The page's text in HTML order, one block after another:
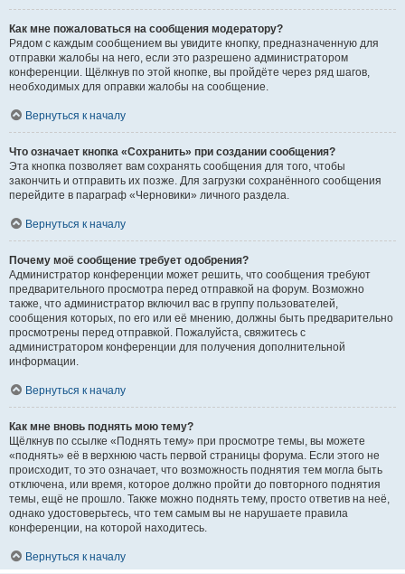
Как мне пожаловаться на сообщения модератору?
Рядом с каждым сообщением вы увидите кнопку, предназначенную для
отправки жалобы на него, если это разрешено администратором
конференции. Щёлкнув по этой кнопке, вы пройдёте через ряд шагов,
необходимых для оправки жалобы на сообщение.
Вернуться к началу
Что означает кнопка «Сохранить» при создании сообщения?
Эта кнопка позволяет вам сохранять сообщения для того, чтобы
закончить и отправить их позже. Для загрузки сохранённого сообщения
перейдите в параграф «Черновики» личного раздела.
Вернуться к началу
Почему моё сообщение требует одобрения?
Администратор конференции может решить, что сообщения требуют
предварительного просмотра перед отправкой на форум. Возможно
также, что администратор включил вас в группу пользователей,
сообщения которых, по его или её мнению, должны быть предварительно
просмотрены перед отправкой. Пожалуйста, свяжитесь с
администратором конференции для получения дополнительной
информации.
Вернуться к началу
Как мне вновь поднять мою тему?
Щёлкнув по ссылке «Поднять тему» при просмотре темы, вы можете
«поднять» её в верхнюю часть первой страницы форума. Если этого не
происходит, то это означает, что возможность поднятия тем могла быть
отключена, или время, которое должно пройти до повторного поднятия
темы, ещё не прошло. Также можно поднять тему, просто ответив на неё,
однако удостоверьтесь, что тем самым вы не нарушаете правила
конференции, на которой находитесь.
Вернуться к началу